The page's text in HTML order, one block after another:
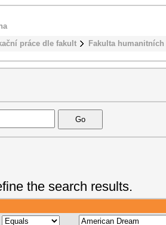
práce dle fakult Fakulta
the search results.